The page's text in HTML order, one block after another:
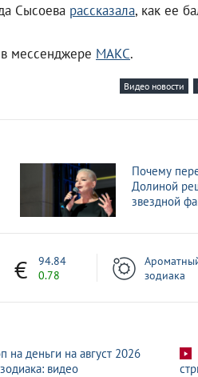
Сысоева рассказала, как ее
мессенджере МАКС.
Видео новости
Почему
Долиной
звездной
94.84
0.78
зодиака
на деньги на август 2026
видео